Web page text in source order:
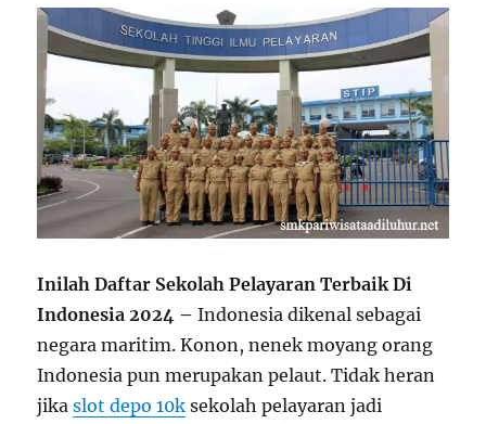
Inilah Daftar Sekolah Pelayaran Terbaik Di
Indonesia 2024 –Indonesia dikenal sebagai
negara maritim. Konon, nenek moyang orang
Indonesia pun merupakan pelaut. Tidak heran
jikaslot depo 10k sekolah pelayaran jadi